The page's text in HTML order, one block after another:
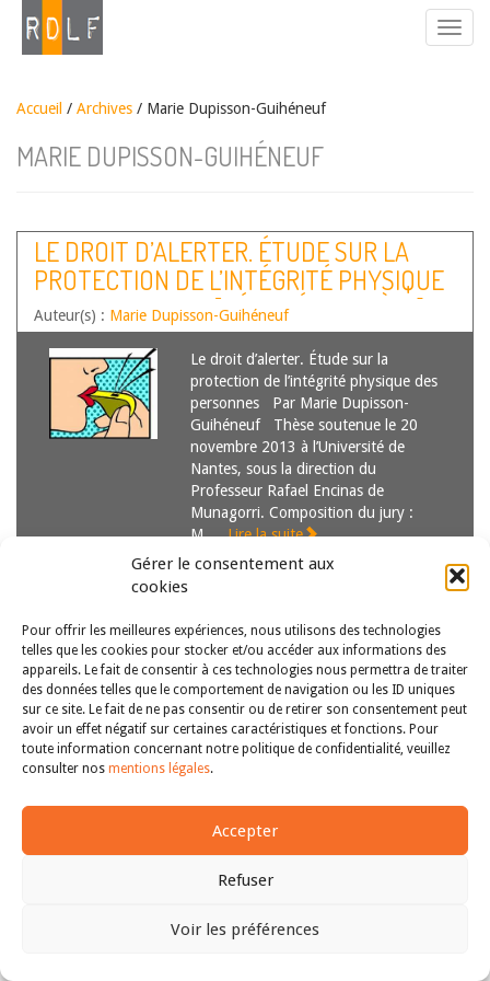
Gérer le consentement aux
cookies
Pour offrir les meilleures expériences, nous utilisons des technologies
telles que les cookies pour stocker et/ou accéder aux informations des
appareils. Le fait de consentir à ces technologies nous permettra de traiter
des données telles que le comportement de navigation ou les ID uniques
sur ce site. Le fait de ne pas consentir ou de retirer son consentement peut
avoir un effet négatif sur certaines caractéristiques et fonctions. Pour
toute information concernant notre politique de confidentialité, veuillez
consulter nos mentions légales.
Accepter
Refuser
Voir les préférences
Accueil / Archives / Marie Dupisson-Guihéneuf
MARIE DUPISSON-GUIHÉNEUF
LE DROIT D’ALERTER. ÉTUDE SUR LA
PROTECTION DE L’INTÉGRITÉ PHYSIQUE
DES PERSONNES [RÉSUMÉ DE THÈSE]
Auteur(s) : Marie Dupisson-Guihéneuf
Le droit d’alerter. Étude sur la
protection de l’intégrité physique des
personnes Par Marie Dupisson-
Guihéneuf Thèse soutenue le 20
novembre 2013 à l’Université de
Nantes, sous la direction du
Professeur Rafael Encinas de
Munagorri. Composition du jury :
M….Lire la suite
Copyright © 2011-2026Revue des droits et libertés fondamentaux
| Tous droits réservés |mentions légales